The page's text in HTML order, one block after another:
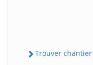
Trouver